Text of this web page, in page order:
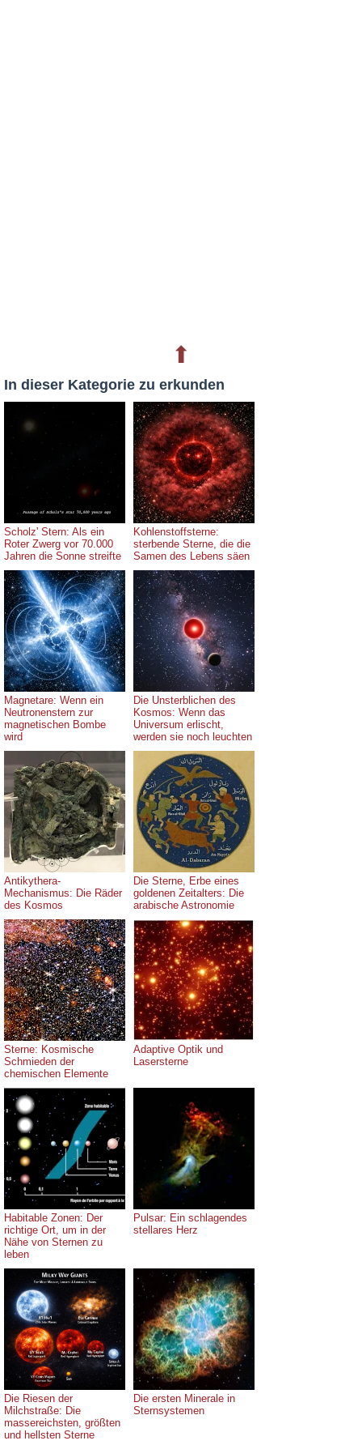
⬆
In dieser Kategorie zu erkunden
Scholz' Stern: Als ein
Roter Zwerg vor 70.000
Jahren die Sonne streifte
Kohlenstoffsterne:
sterbende Sterne, die die
Samen des Lebens säen
Magnetare: Wenn ein
Neutronenstern zur
magnetischen Bombe
wird
Die Unsterblichen des
Kosmos: Wenn das
Universum erlischt,
werden sie noch leuchten
Antikythera-
Mechanismus: Die Räder
des Kosmos
Die Sterne, Erbe eines
goldenen Zeitalters: Die
arabische Astronomie
Sterne: Kosmische
Schmieden der
chemischen Elemente
Adaptive Optik und
Lasersterne
Habitable Zonen: Der
richtige Ort, um in der
Nähe von Sternen zu
leben
Pulsar: Ein schlagendes
stellares Herz
Die Riesen der
Milchstraße: Die
massereichsten, größten
und hellsten Sterne
Die ersten Minerale in
Sternsystemen